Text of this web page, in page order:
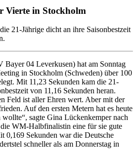
Vierte in Stockholm
21-Jährige dicht an ihre Saisonbestzeit
Bayer 04 Leverkusen) hat am Sonntag
in Stockholm (Schweden) über 100
Mit 11,23 Sekunden kam die 21-
von 11,16 Sekunden heran.
Feld ist aller Ehren wert. Aber mit der
Auf den ersten Metern hat es heute
sagte Gina Lückenkemper nach
WM-Halbfinalistin eine für sie gute
0,169 Sekunden war die Deutsche
schneller als am Donnerstag in